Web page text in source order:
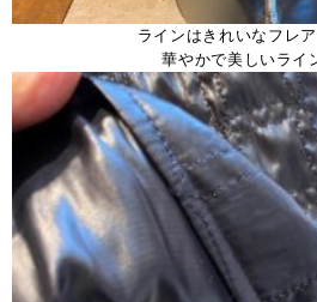
ラインはきれいなフレ
華やかで美しいライ